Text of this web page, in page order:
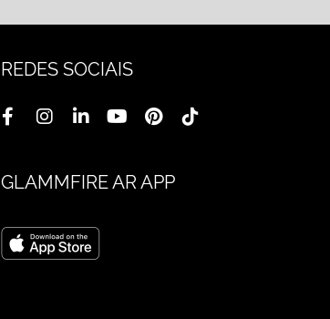
REDES SOCIAIS
GLAMMFIRE AR APP